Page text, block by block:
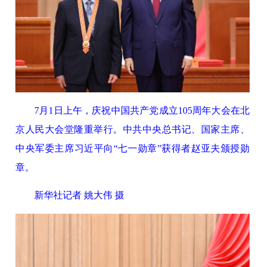
7月1日上午，庆祝中国共产党成立105周年大会在北
京人民大会堂隆重举行。中共中央总书记、国家主席、
中央军委主席习近平向“七一勋章”获得者赵亚夫颁授勋
章。
新华社记者 姚大伟 摄